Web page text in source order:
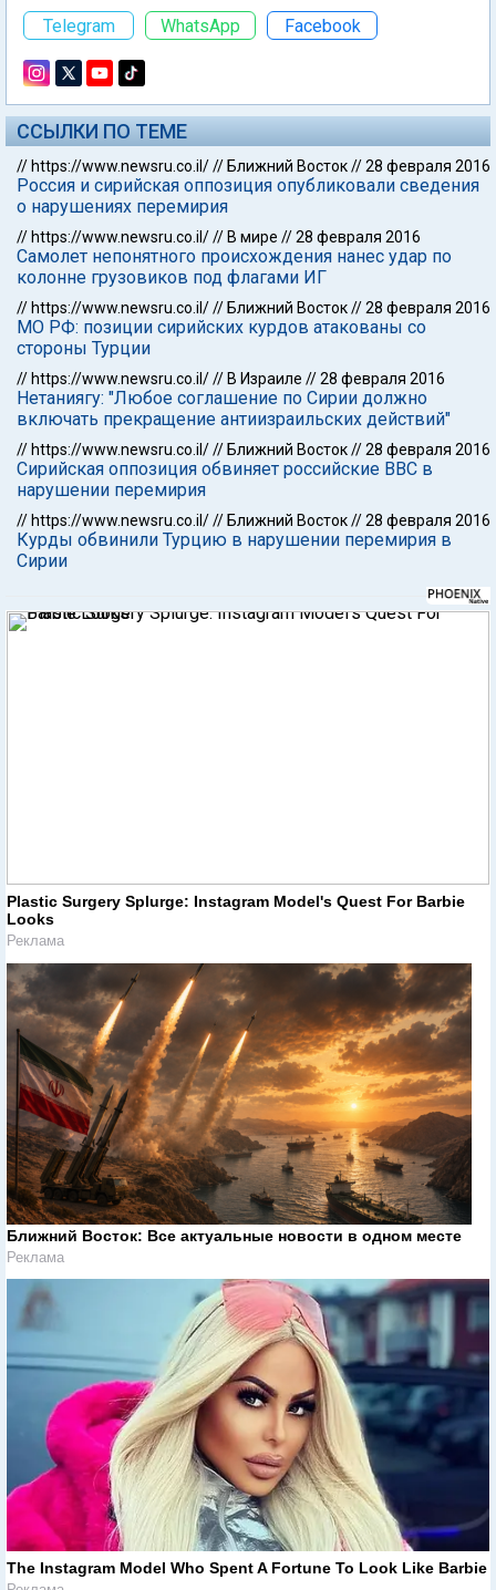
Telegram WhatsApp Facebook
ССЫЛКИ ПО ТЕМЕ
// https://www.newsru.co.il/// Ближний Восток//28 февраля 2016
Россия и сирийская оппозиция опубликовали сведения
о нарушениях перемирия
// https://www.newsru.co.il/// В мире //28 февраля 2016
Самолет непонятного происхождения нанес удар по
колонне грузовиков под флагами ИГ
// https://www.newsru.co.il/// Ближний Восток//28 февраля 2016
МО РФ: позиции сирийских курдов атакованы со
стороны Турции
// https://www.newsru.co.il/// В Израиле //28 февраля 2016
Нетаниягу: "Любое соглашение по Сирии должно
включать прекращение антиизраильских действий"
// https://www.newsru.co.il/// Ближний Восток//28 февраля 2016
Сирийская оппозиция обвиняет российские ВВС в
нарушении перемирия
// https://www.newsru.co.il/// Ближний Восток//28 февраля 2016
Курды обвинили Турцию в нарушении перемирия в
Сирии
Plastic Surgery Splurge: Instagram Model's Quest For Barbie
Looks
Реклама
Ближний Восток: Все актуальные новости в одном месте
Реклама
The Instagram Model Who Spent A Fortune To Look Like Barbie